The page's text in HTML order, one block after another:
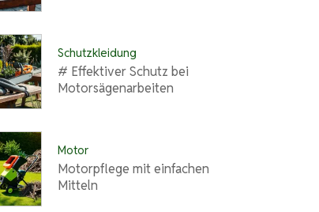
Schutzkleidung
# Effektiver Schutz bei
Motorsägenarbeiten
Motor
Motorpflege mit einfachen
Mitteln